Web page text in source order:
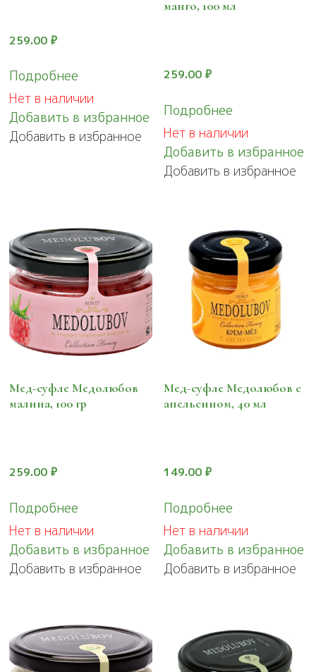
259.00 ₽
Подробнее
Нет в наличии
Добавить в избранное
Добавить в избранное
манго, 100 мл
259.00₽
Подробнее
Нет в наличии
Добавить в избранное
Добавить в избранное
Мед-суфле Медолюбов
малина, 100 гр
259.00 ₽
Подробнее
Нет в наличии
Добавить в избранное
Добавить в избранное
Мед-суфле Медолюбов с
апельсином, 40 мл
149.00₽
Подробнее
Нет в наличии
Добавить в избранное
Добавить в избранное